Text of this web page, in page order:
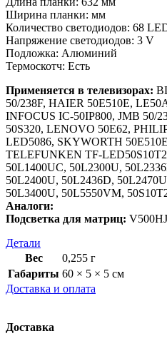
Ширина планки: мм
Количество светодиодов: 68
Напряжение светодиодов: 3 V
Подложка: Алюминий
Термоскотч: Есть
Применяется в телевизорах:
50/238F, HAIER 50E510E,
INFOCUS IC-50IP800, JMB 50/
50S320, LENOVO 50E62,
LED5086, SKYWORTH
TELEFUNKEN TF-
50L1400UC, 50L2300U,
50L2400U, 50L2436D,
50L3400U, 50L5550VM,
Аналоги:
Подсветка для матриц:
Детали
Вес
0,255 г
Габариты 60 × 5 × 5 см
Доставка и оплата
Доставка